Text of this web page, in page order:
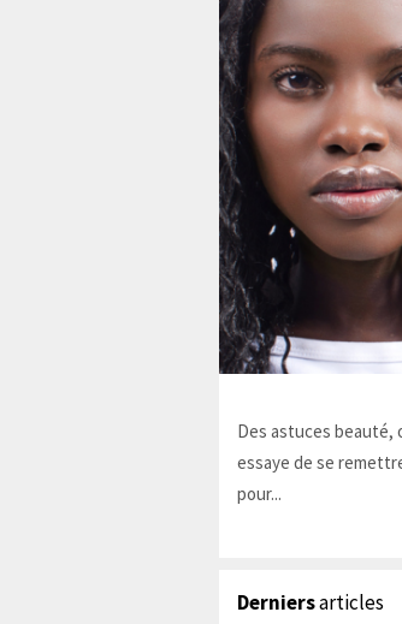
Des astuces beauté,
essaye de se
pour...
Derniersarticles